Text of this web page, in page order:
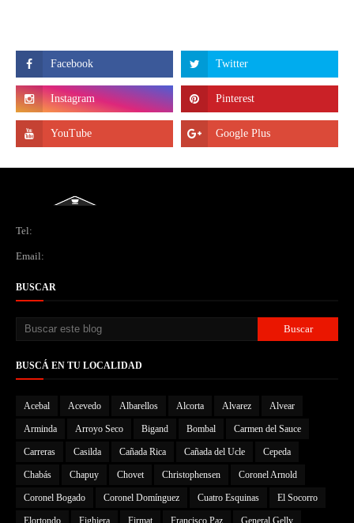
Tel:
Email:
BUSCAR
BUSCÁ EN TU LOCALIDAD
Acebal Acevedo Albarellos Alcorta Alvarez Alvear
Arminda Arroyo Seco Bigand Bombal Carmen del Sauce
Carreras Casilda Cañada Rica Cañada del Ucle Cepeda
Chabás Chapuy Chovet Christophensen Coronel Arnold
Coronel Bogado Coronel Domínguez Cuatro Esquinas El Socorro